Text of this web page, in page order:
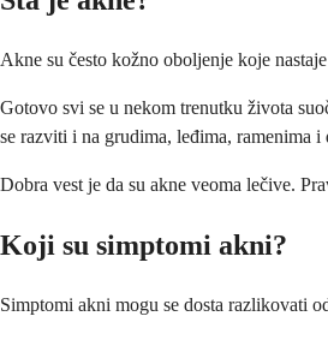
Akne su često kožno oboljenje koje
Gotovo svi se u nekom trenutku života
se razviti i na grudima, leđima, ramenima
Dobra vest je da su akne veoma lečive.
Koji su simptomi akni?
Simptomi akni mogu se dosta razlikovati